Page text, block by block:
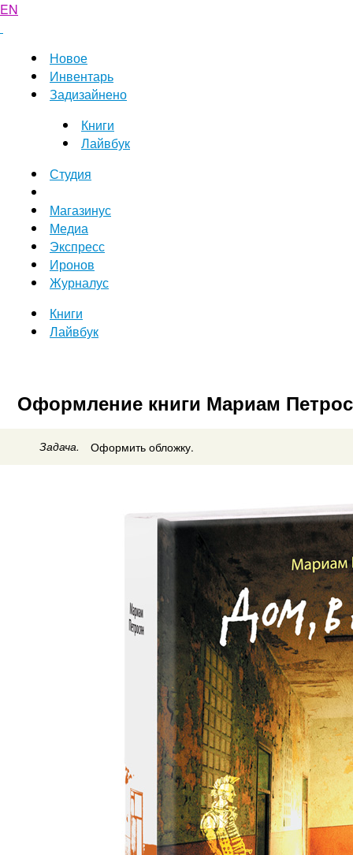
EN
Новое
Инвентарь
Задизайнено
Книги
Лайвбук
Студия
Магазинус
Медиа
Экспресс
Иронов
Журналус
Книги
Лайвбук
Оформление книги Мариам
Задача. Оформить обложку.